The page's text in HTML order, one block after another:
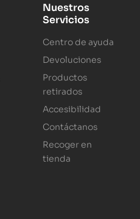
Nuestros
Servicios
Centro de ayuda
Devoluciones
Productos
retirados
Accesibilidad
Contáctanos
Recoger en
tienda